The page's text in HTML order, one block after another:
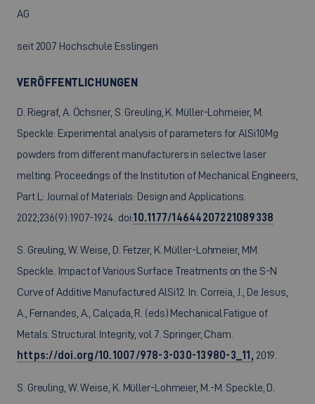
AG
seit 2007 Hochschule Esslingen
VERÖFFENTLICHUNGEN
D. Riegraf, A. Öchsner, S. Greuling, K. Müller-Lohmeier, M.
Speckle: Experimental analysis of parameters for AlSi10Mg
powders from different manufacturers in selective laser
melting. Proceedings of the Institution of Mechanical Engineers,
Part L: Journal of Materials: Design and Applications.
2022;236(9):1907-1924. doi:10.1177/14644207221089338
S. Greuling, W. Weise, D. Fetzer, K. Müller-Lohmeier, MM.
Speckle. Impact of Various Surface Treatments on the S-N
Curve of Additive Manufactured AlSi12. In: Correia, J., De Jesus,
A., Fernandes, A., Calçada, R. (eds) Mechanical Fatigue of
Metals. Structural Integrity, vol 7. Springer, Cham.
https://doi.org/10.1007/978-3-030-13980-3_11, 2019.
S. Greuling, W. Weise, K. Müller-Lohmeier, M.-M. Speckle, D.